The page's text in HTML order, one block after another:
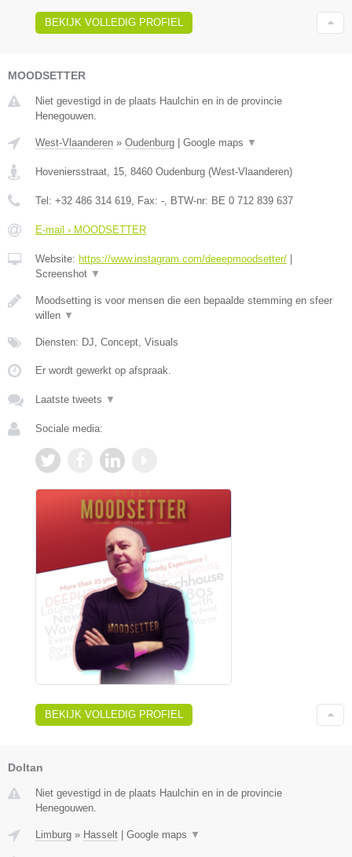
BEKIJK VOLLEDIG PROFIEL
MOODSETTER
Niet gevestigd in de plaats Haulchin en in de provincie
Henegouwen.
West-Vlaanderen » Oudenburg Google maps ▼
Hoveniersstraat, 15, 8460 Oudenburg (West-Vlaanderen)
Tel: +32 486 314 619, Fax: -, BTW-nr: BE 0 712 839 637
E-mail › MOODSETTER
Website: https://www.instagram.com/deeepmoodsetter/
Screenshot ▼
Moodsetting is voor mensen die een bepaalde stemming en sfeer
willen ▼
Diensten: DJ, Concept, Visuals
Er wordt gewerkt op afspraak.
Laatste tweets ▼
Sociale media:
BEKIJK VOLLEDIG PROFIEL
Doltan
Niet gevestigd in de plaats Haulchin en in de provincie
Henegouwen.
Limburg » Hasselt Google maps ▼